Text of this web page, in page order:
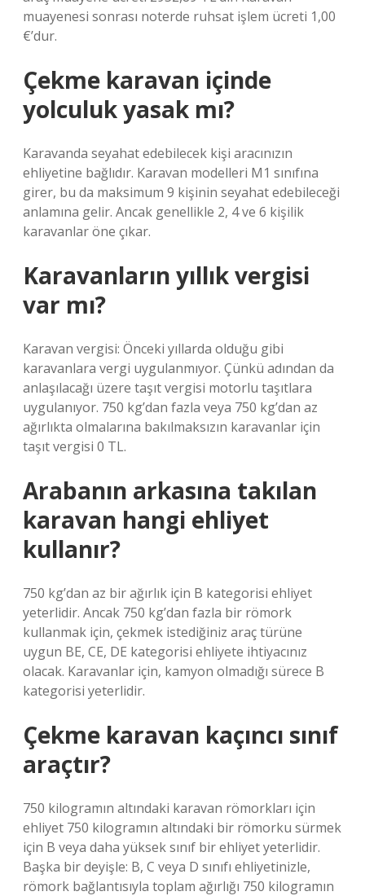
muayenesi sonrası noterde ruhsat işlem ücreti 1,00
€’dur.
Çekme karavan içinde
yolculuk yasak mı?
Karavanda seyahat edebilecek kişi aracınızın
ehliyetine bağlıdır. Karavan modelleri M1 sınıfına
girer, bu da maksimum 9 kişinin seyahat edebileceği
anlamına gelir. Ancak genellikle 2, 4 ve 6 kişilik
karavanlar öne çıkar.
Karavanların yıllık vergisi
var mı?
Karavan vergisi: Önceki yıllarda olduğu gibi
karavanlara vergi uygulanmıyor. Çünkü adından da
anlaşılacağı üzere taşıt vergisi motorlu taşıtlara
uygulanıyor. 750 kg’dan fazla veya 750 kg’dan az
ağırlıkta olmalarına bakılmaksızın karavanlar için
taşıt vergisi 0 TL.
Arabanın arkasına takılan
karavan hangi ehliyet
kullanır?
750 kg’dan az bir ağırlık için B kategorisi ehliyet
yeterlidir. Ancak 750 kg’dan fazla bir römork
kullanmak için, çekmek istediğiniz araç türüne
uygun BE, CE, DE kategorisi ehliyete ihtiyacınız
olacak. Karavanlar için, kamyon olmadığı sürece B
kategorisi yeterlidir.
Çekme karavan kaçıncı sınıf
araçtır?
750 kilogramın altındaki karavan römorkları için
ehliyet 750 kilogramın altındaki bir römorku sürmek
için B veya daha yüksek sınıf bir ehliyet yeterlidir.
Başka bir deyişle: B, C veya D sınıfı ehliyetinizle,
römork bağlantısıyla toplam ağırlığı 750 kilogramın